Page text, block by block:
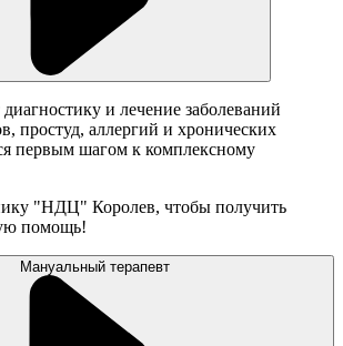
и лечение заболеваний
простуд, аллергий и хронических
первым шагом к комплексному
"НДЦ" Королев, чтобы получить
помощь!
Мануальный терапевт